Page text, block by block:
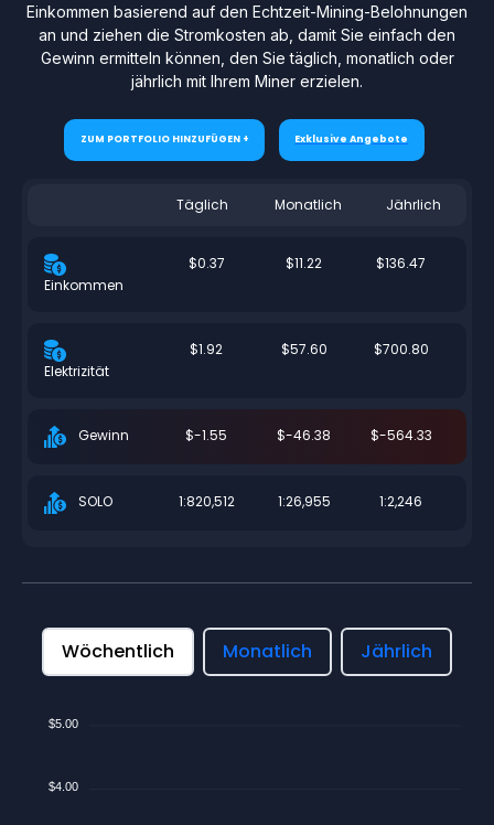
Einkommen basierend auf den Echtzeit-Mining-Belohnungen
an und ziehen die Stromkosten ab, damit Sie einfach den
Gewinn ermitteln können, den Sie täglich, monatlich oder
jährlich mit Ihrem Miner erzielen.
ZUM PORTFOLIO HINZUFÜGEN + Exklusive Angebote
Täglich Monatlich Jährlich
Einkommen
$0.37 $11.22 $136.47
Elektrizität
$1.92 $57.60 $700.80
Gewinn $-1.55 $-46.38 $-564.33
SOLO 1:820,512 1:26,955 1:2,246
Wöchentlich Monatlich Jährlich
$5.00
$4.00